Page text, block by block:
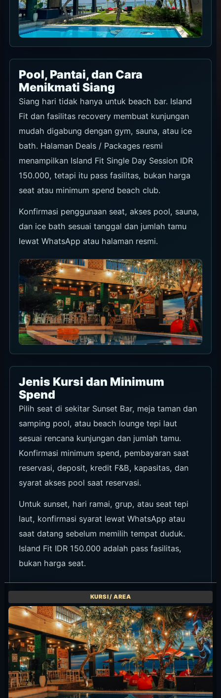
Pool, Pantai, dan Cara
Menikmati Siang
Siang hari tidak hanya untuk beach bar. Island
Fit dan fasilitas recovery membuat kunjungan
mudah digabung dengan gym, sauna, atau ice
bath. Halaman Deals / Packages resmi
menampilkan Island Fit Single Day Session IDR
150.000, tetapi itu pass fasilitas, bukan harga
seat atau minimum spend beach club.
Konfirmasi penggunaan seat, akses pool, sauna,
dan ice bath sesuai tanggal dan jumlah tamu
lewat WhatsApp atau halaman resmi.
Jenis Kursi dan Minimum
Spend
Pilih seat di sekitar Sunset Bar, meja taman dan
samping pool, atau beach lounge tepi laut
sesuai rencana kunjungan dan jumlah tamu.
Konfirmasi minimum spend, pembayaran saat
reservasi, deposit, kredit F&B, kapasitas, dan
syarat akses pool saat reservasi.
Untuk sunset, hari ramai, grup, atau seat tepi
laut, konfirmasi syarat lewat WhatsApp atau
saat datang sebelum memilih tempat duduk.
Island Fit IDR 150.000 adalah pass fasilitas,
bukan harga seat.